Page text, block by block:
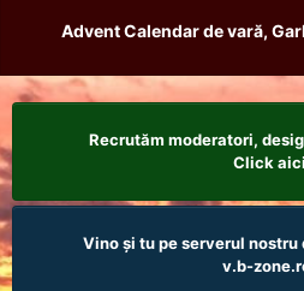
Advent Calendar de vară,
Recrutăm moderatori,
Click aici
Vino și tu pe serverul
v.b-